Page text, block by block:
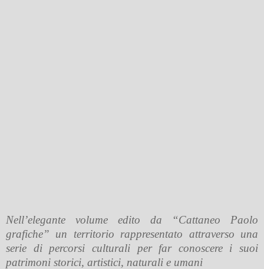
Nell’elegante volume edito da “Cattaneo Paolo
grafiche” un territorio rappresentato attraverso una
serie di percorsi culturali per far conoscere i suoi
patrimoni storici, artistici, naturali e umani